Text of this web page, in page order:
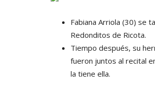
Fabiana Arriola (30) se
Redonditos de Ricota.
Tiempo después, su
fueron juntos al recital
la tiene ella.